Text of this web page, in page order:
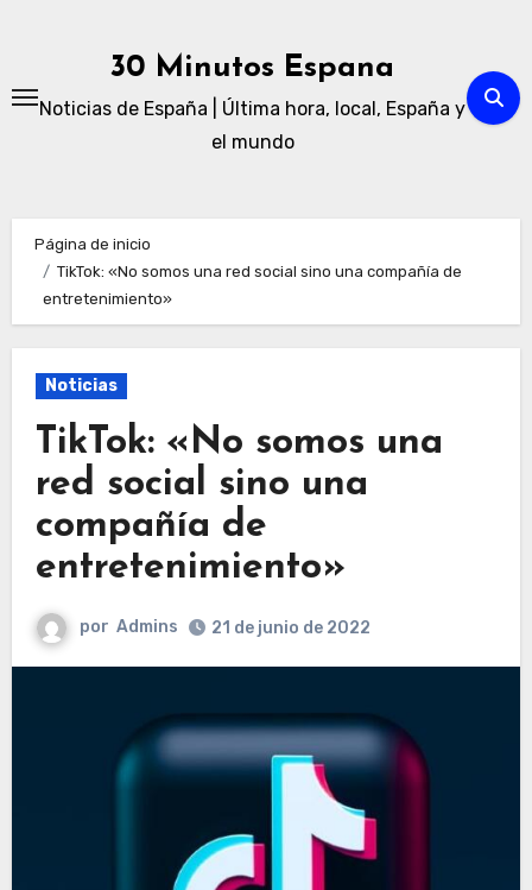
30 Minutos Espana
Noticias de España | Última hora, local, España y
el mundo
Página de inicio
TikTok: «No somos una red social sino una compañía de
entretenimiento»
Noticias
TikTok: «No somos una
red social sino una
compañía de
entretenimiento»
por Admins 21 de junio de 2022